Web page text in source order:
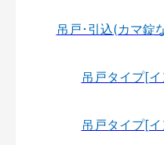
吊戸･引込(カマ錠
吊戸タイプ[
吊戸タイプ[